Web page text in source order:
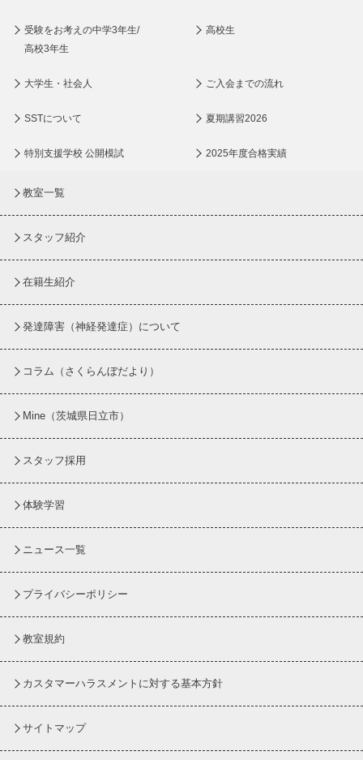
受験をお考えの中学3年生/
高校3年生
高校生
大学生・社会人 ご入会までの流れ
SSTについて 夏期講習2026
特別支援学校 公開模試 2025年度合格実績
教室一覧
スタッフ紹介
在籍生紹介
発達障害（神経発達症）について
コラム （さくらんぼだより）
Mine（茨城県日立市）
スタッフ採用
体験学習
ニュース一覧
プライバシーポリシー
教室規約
カスタマーハラスメントに対する基本方針
サイトマップ